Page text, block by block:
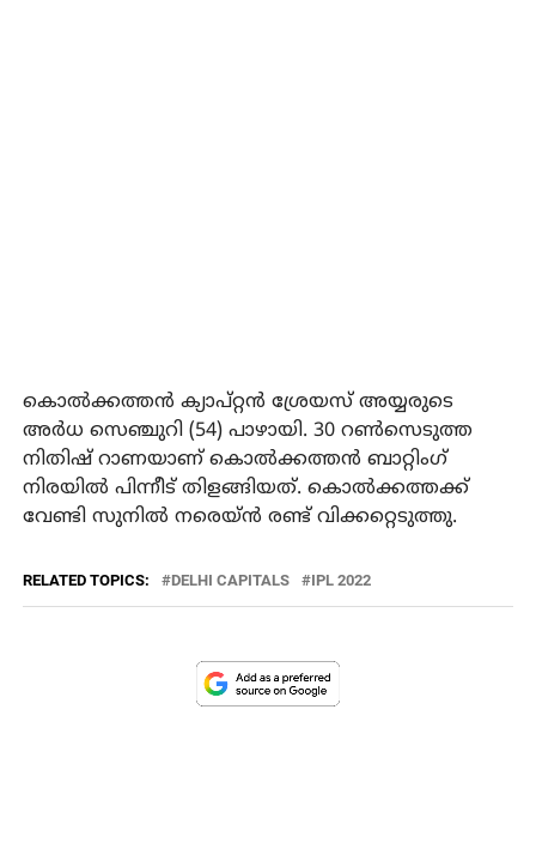
കൊല്‍ക്കത്തന്‍ ക്യാപ്റ്റന്‍ ശ്രേയസ് അയ്യരുടെ
അര്‍ധ സെഞ്ചുറി (54) പാഴായി. 30 റണ്‍സെടുത്ത
നിതിഷ് റാണയാണ് കൊല്‍ക്കത്തന്‍ ബാറ്റിംഗ്
നിരയില്‍ പിന്നീട് തിളങ്ങിയത്. കൊല്‍ക്കത്തക്ക്
വേണ്ടി സുനില്‍ നരെയ്ന്‍ രണ്ട് വിക്കറ്റെടുത്തു.
RELATED TOPICS: DELHI CAPITALS IPL 2022